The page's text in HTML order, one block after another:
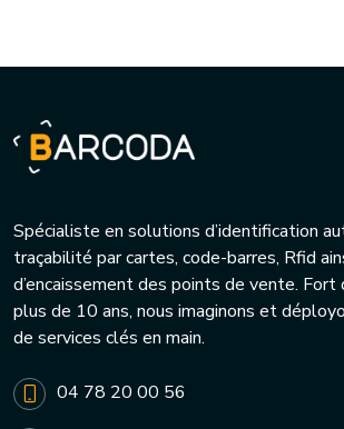
Spécialiste en solutions d’identification
traçabilité par cartes, code-barres, Rfid
d’encaissement des points de vente. Fort
plus de 10 ans, nous imaginons et
de services clés en main.
04 78 20 00 56